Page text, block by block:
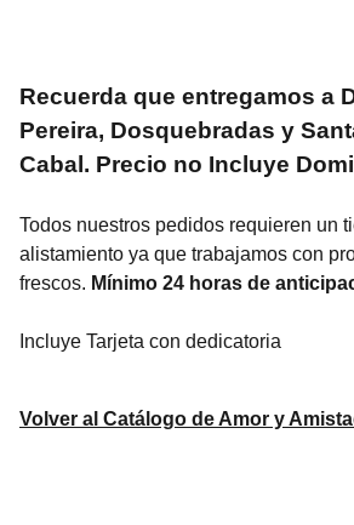
Recuerda que entregamos a
Pereira, Dosquebradas y
Cabal. Precio no Incluye
Todos nuestros pedidos requieren un
alistamiento ya que trabajamos con
frescos. Mínimo 24 horas de
Incluye Tarjeta con dedicatoria
Volver al Catálogo de Amor y